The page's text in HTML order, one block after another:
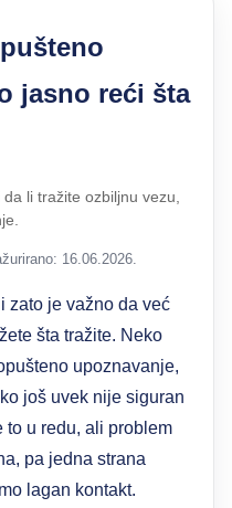
jasno reći šta
li tražite ozbiljnu vezu,
16.06.2026.
zato je važno da već
šta tražite. Neko
upoznavanje,
još uvek nije siguran
to u redu, ali problem
pa jedna strana
lagan kontakt.